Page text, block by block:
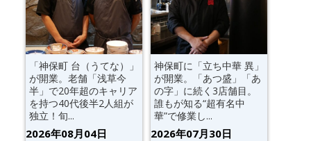
「神保町 台（うてな）」
が開業。老舗「浅草今
半」で20年超のキャリア
を持つ40代後半2人組が
独立！旬...
2026年08月04日
神保町に「立ち中華 異」
が開業。「あつ盛」「あ
の字」に続く3店舗目。
誰もが知る“超有名中
華”で修業し...
2026年07月30日